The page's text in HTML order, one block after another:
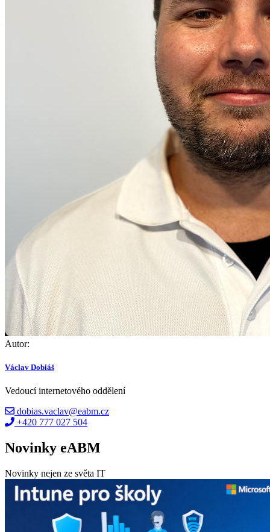
Autor:
Václav Dobiáš
Vedoucí internetového oddělení
dobias.vaclav@eabm.cz
+420 777 027 504
Novinky eABM
Novinky nejen ze světa IT